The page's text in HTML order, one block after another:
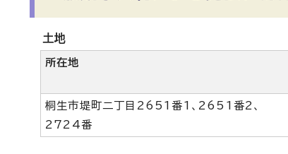
土地
所在地
桐生市堤町二丁目2651番1、2651番2、
2724番